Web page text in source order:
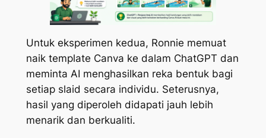
Untuk eksperimen kedua, Ronnie memuat
naik template Canva ke dalam ChatGPT dan
meminta AI menghasilkan reka bentuk bagi
setiap slaid secara individu. Seterusnya,
hasil yang diperoleh didapati jauh lebih
menarik dan berkualiti.